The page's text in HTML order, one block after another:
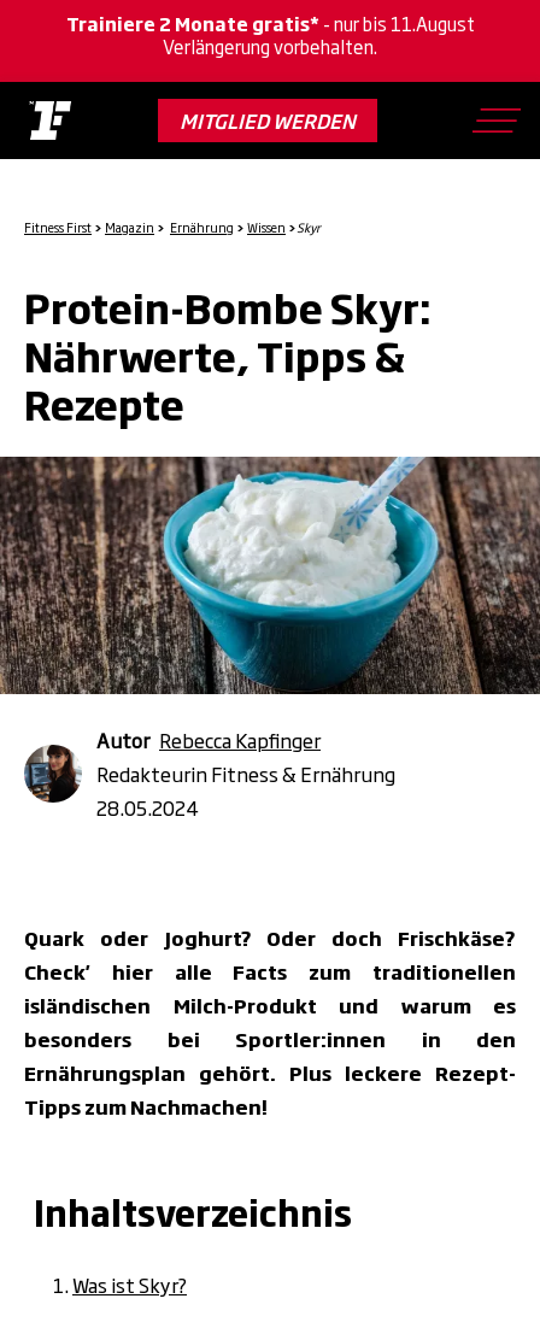
Skip
main
content
MITGLIED WERDEN
Trainiere 2 Monate gratis* - nur bis 11.August
Verlängerung vorbehalten.
Fitness First > Magazin > Ernährung > Wissen >Skyr
Protein-Bombe Skyr:
Nährwerte, Tipps &
Rezepte
Autor Rebecca Kapfinger
Redakteurin Fitness & Ernährung
28.05.2024
Quark oder Joghurt? Oder doch Frischkäse?
Check' hier alle Facts zum traditionellen
isländischen Milch-Produkt und warum es
besonders bei Sportler:innen in den
Ernährungsplan gehört. Plus leckere Rezept-
Tipps zum Nachmachen!
Inhaltsverzeichnis
Was ist Skyr?